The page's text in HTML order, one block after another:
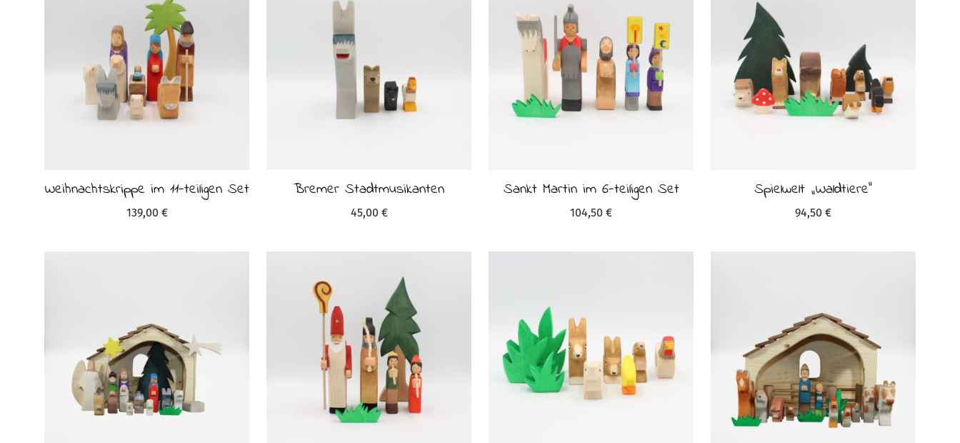
Weihnachtskrippe im 11-teiligen Set
139,00 €
Bremer Stadtmusikanten
45,00 €
Sankt Martin im 6-teiligen Set
104,50 €
Spielwelt „Waldtiere“
94,50 €